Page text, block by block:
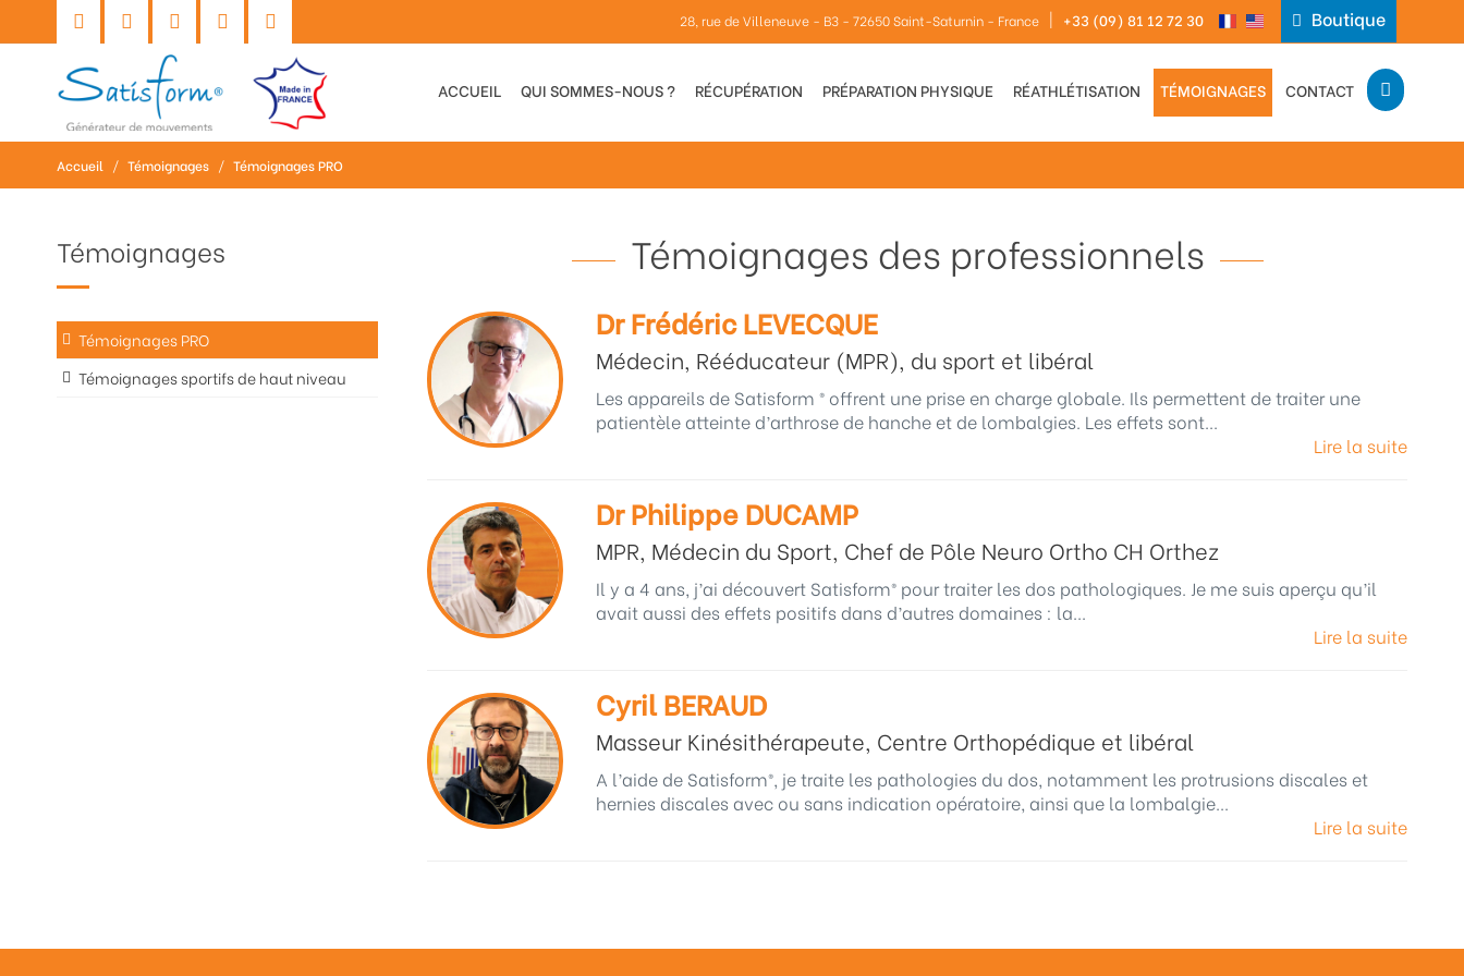
Boutique
28, rue de Villeneuve - B3 - 72650 Saint-Saturnin - France | +33 (09) 81 12 72 30
ACCUEIL QUI SOMMES-NOUS ? RÉCUPÉRATION PRÉPARATION PHYSIQUE RÉATHLÉTISATION TÉMOIGNAGES CONTACT
Accueil / Témoignages / Témoignages PRO
Témoignages des professionnels
Dr Frédéric LEVECQUE
Médecin, Rééducateur (MPR), du sport et libéral
Les appareils de Satisform ® offrent une prise en charge globale. Ils permettent de traiter une
patientèle atteinte d’arthrose de hanche et de lombalgies. Les effets sont...
Lire la suite
Dr Philippe DUCAMP
MPR, Médecin du Sport, Chef de Pôle Neuro Ortho CH Orthez
Il y a 4 ans, j’ai découvert Satisform® pour traiter les dos pathologiques. Je me suis aperçu qu’il
avait aussi des effets positifs dans d’autres domaines : la...
Lire la suite
Cyril BERAUD
Masseur Kinésithérapeute, Centre Orthopédique et libéral
A l’aide de Satisform®, je traite les pathologies du dos, notamment les protrusions discales et
hernies discales avec ou sans indication opératoire, ainsi que la lombalgie...
Lire la suite
Témoignages
Témoignages PRO
Témoignages sportifs de haut niveau